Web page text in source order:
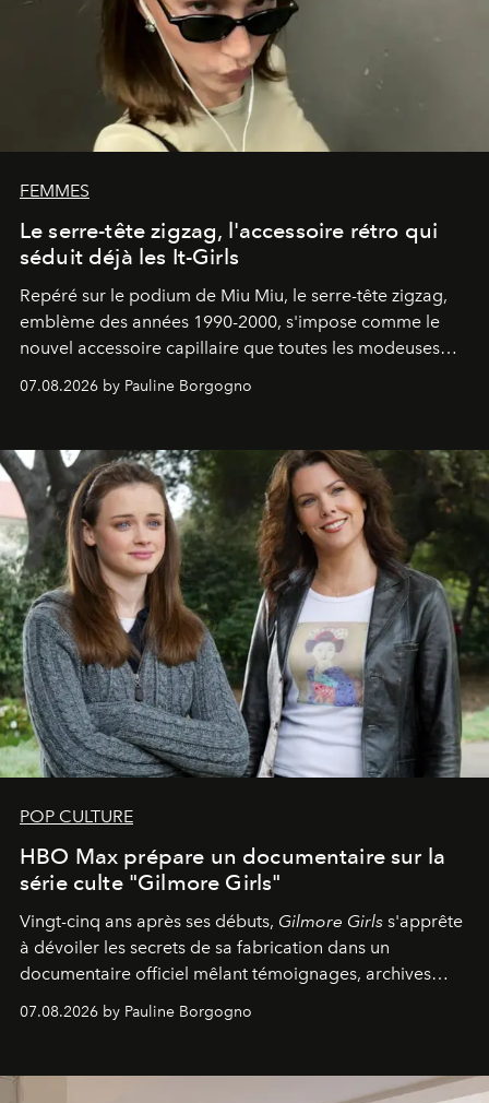
FEMMES
Le serre-tête zigzag, l'accessoire rétro qui
séduit déjà les It-Girls
Repéré sur le podium de Miu Miu, le serre-tête zigzag,
emblème des années 1990-2000, s'impose comme le
nouvel accessoire capillaire que toutes les modeuses
s'arrachent déjà.
07.08.2026 by Pauline Borgogno
POP CULTURE
HBO Max prépare un documentaire sur la
série culte "Gilmore Girls"
Vingt-cinq ans après ses débuts, Gilmore Girls s'apprête
à dévoiler les secrets de sa fabrication dans un
documentaire officiel mêlant témoignages, archives
inédites et plongée dans les coulisses d'un phénomène
générationnel.
07.08.2026 by Pauline Borgogno